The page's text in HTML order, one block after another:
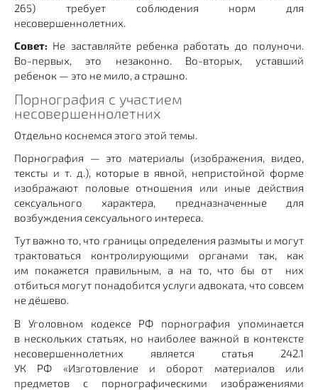
265) требует соблюдения норм для
несовершеннолетних.
Совет: Не заставляйте ребенка работать до полуночи.
Во-первых, это незаконно. Во-вторых, уставший
ребенок — это не мило, а страшно.
Порнография с участием
несовершеннолетних
Отдельно коснемся этого этой темы.
Порнография — это материалы (изображения, видео,
тексты и т. д.), которые в явной, непристойной форме
изображают половые отношения или иные действия
сексуального характера, предназначенные для
возбуждения сексуального интереса.
Тут важно то, что границы определения размыты и могут
трактоваться контролирующими органами так, как
им покажется правильным, а на то, что бы от них
отбиться могут понадобится услуги адвоката, что совсем
не дёшево.
В Уголовном кодексе РФ порнография упоминается
в нескольких статьях, но наиболее важной в контексте
несовершеннолетних является статья 242.1
УК РФ «Изготовление и оборот материалов или
предметов с порнографическими изображениями